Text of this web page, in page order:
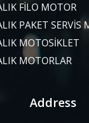
FİLO MOTOR
PAKET SERVİS
MOTOSİKLET
MOTORLAR
Address